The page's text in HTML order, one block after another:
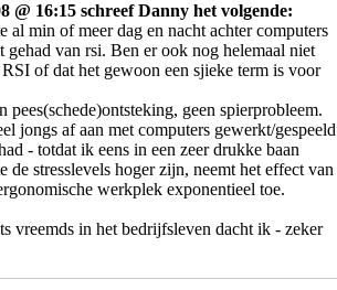
@ 16:15 schreef Danny het volgende:
al min of meer dag en nacht achter computers
gehad van rsi. Ben er ook nog helemaal niet
of dat het gewoon een sjieke term is voor
pees(schede)ontsteking, geen spierprobleem.
jongs af aan met computers gewerkt/gespeeld
- totdat ik eens in een zeer drukke baan
de stresslevels hoger zijn, neemt het effect van
werkplek exponentieel toe.
vreemds in het bedrijfsleven dacht ik - zeker